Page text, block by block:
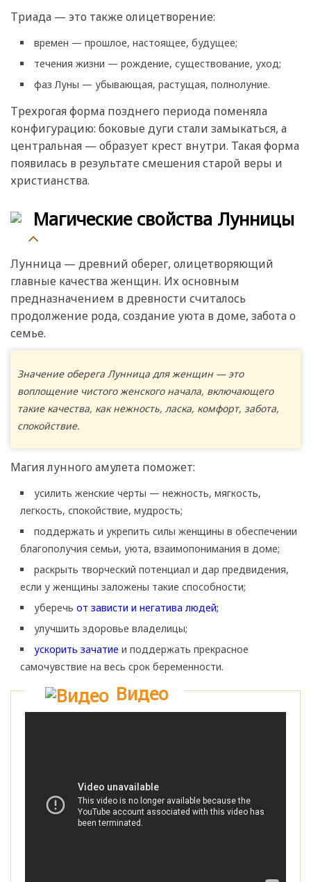
Триада — это также олицетворение:
времен — прошлое, настоящее, будущее;
течения жизни — рождение, существование, уход;
фаз Луны — убывающая, растущая, полнолуние.
Трехрогая форма позднего периода поменяла
конфигурацию: боковые дуги стали замыкаться, а
центральная — образует крест внутри. Такая форма
появилась в результате смешения старой веры и
христианства.
Магические свойства Лунницы
Лунница — древний оберег, олицетворяющий
главные качества женщин. Их основным
предназначением в древности считалось
продолжение рода, создание уюта в доме, забота о
семье.
Значение оберега Лунница для женщин — это
воплощение чистого женского начала, включающего
такие качества, как нежность, ласка, комфорт, забота,
спокойствие.
Магия лунного амулета поможет:
усилить женские черты — нежность, мягкость,
легкость, спокойствие, мудрость;
поддержать и укрепить силы женщины в обеспечении
благополучия семьи, уюта, взаимопонимания в доме;
раскрыть творческий потенциал и дар предвидения,
если у женщины заложены такие способности;
уберечь от зависти и негатива людей;
улучшить здоровье владелицы;
ускорить зачатие и поддержать прекрасное
самочувствие на весь срок беременности.
Видео